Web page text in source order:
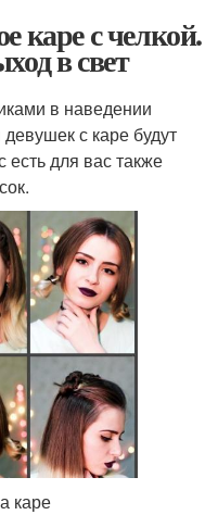
каре с челкой.
в свет
в наведении
с каре будут
для вас также
каре